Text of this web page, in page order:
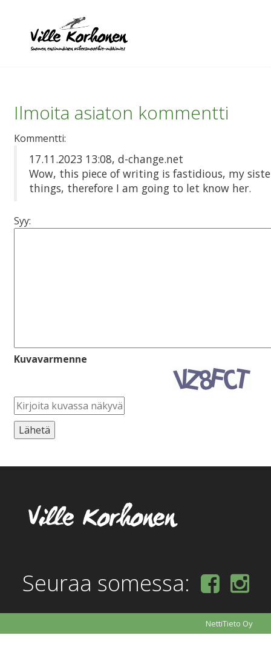
Ilmoita asiaton kommentti
Kommentti:
17.11.2023 13:08, d-change.net
Wow, this piece of writing is fastidious, my
things, therefore I am going to let know her.
Syy:
Kuvavarmenne
Seuraa somessa:
NettiTieto Oy